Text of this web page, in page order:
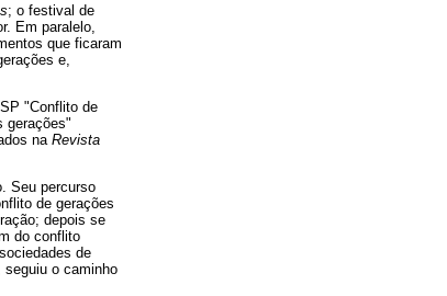
; o festival de
Em paralelo,
que ficaram
e,
"Conflito de
gerações"
na Revista
Seu percurso
de gerações
depois se
do conflito
de
o caminho